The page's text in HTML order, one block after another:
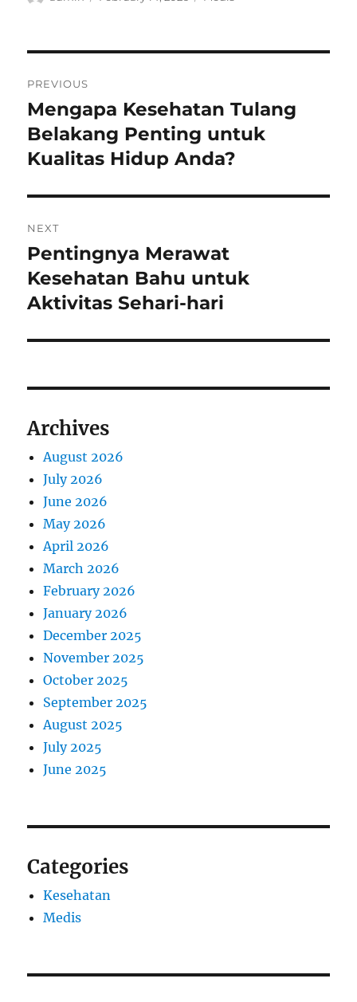
navigation
PREVIOUS
Previous
post:
Mengapa Kesehatan Tulang
Belakang Penting untuk
Kualitas Hidup Anda?
NEXT
Next
post:
Pentingnya Merawat
Kesehatan Bahu untuk
Aktivitas Sehari-hari
Archives
August 2026
July 2026
June 2026
May 2026
April 2026
March 2026
February 2026
January 2026
December 2025
November 2025
October 2025
September 2025
August 2025
July 2025
June 2025
Categories
Kesehatan
Medis